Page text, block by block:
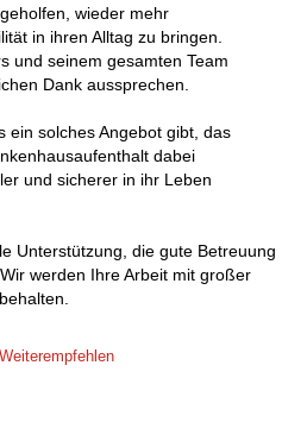
wieder mehr
in ihren Alltag zu bringen.
und seinem gesamten Team
Dank aussprechen.
ein solches Angebot gibt, das
dabei
und sicherer in ihr Leben
Unterstützung, die gute Betreuung
werden Ihre Arbeit mit großer
Weiterempfehlen